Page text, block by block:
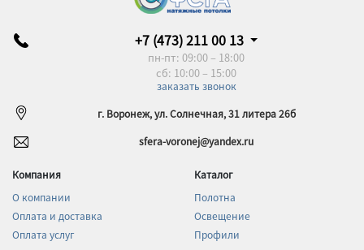
+7 (473) 211 00 13
пн-пт: 09:00 – 18:00
сб: 10:00 – 15:00
заказать звонок
г. Воронеж, ул. Солнечная, 31 литера 26б
sfera-voronej@yandex.ru
Компания
О компании
Оплата и доставка
Оплата услуг
Каталог
Полотна
Освещение
Профили